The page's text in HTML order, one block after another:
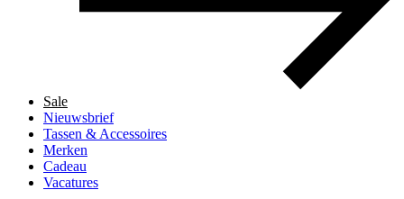
Sale
Nieuwsbrief
Tassen & Accessoires
Merken
Cadeau
Vacatures